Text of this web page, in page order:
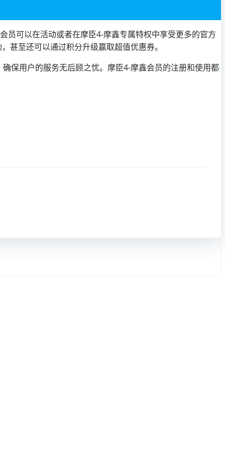
员可以在活动或者在摩臣4-摩鑫专属特权中享受更多的官方
甚至还可以通过积分升级赢取超值优惠券。
保用户的服务无后顾之忧。摩臣4-摩鑫会员的注册和使用都